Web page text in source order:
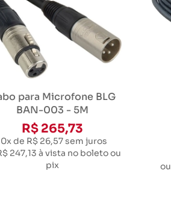
para Microfone BLG
BAN-003 - 5M
R$ 265,73
de R$ 26,57sem juros
247,13 à vista no boleto ou
pix
ou